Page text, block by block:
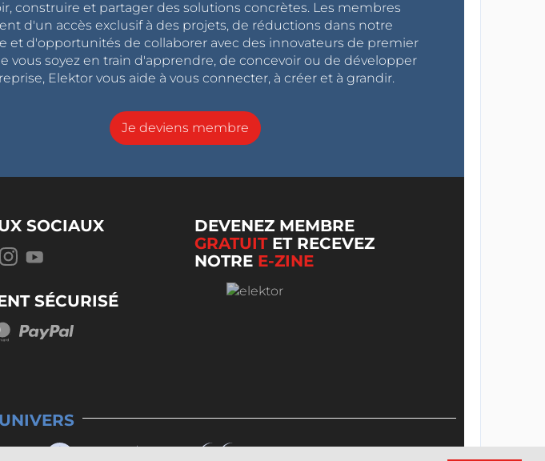
construire et partager des solutions concrètes. Les membres
d'un accès exclusif à des projets, de réductions dans notre
et d'opportunités de collaborer avec des innovateurs de premier
vous soyez en train d'apprendre, de concevoir ou de développer
Elektor vous aide à vous connecter, à créer et à grandir.
Je deviens membre
SOCIAUX
SÉCURISÉ
DEVENEZ MEMBRE
GRATUITET RECEVEZ
NOTRE E-ZINE
UNIVERS